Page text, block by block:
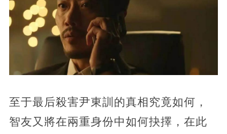
至于最后殺害尹東訓的真相究竟如何，
智友又將在兩重身份中如何抉擇，在此